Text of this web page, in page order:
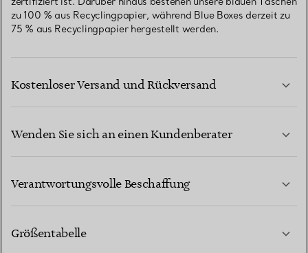
zu 100 % aus Recyclingpapier, während Blue Boxes derzeit zu
75 % aus Recyclingpapier hergestellt werden.
Kostenloser Versand und Rückversand
Wenden Sie sich an einen Kundenberater
Verantwortungsvolle Beschaffung
Größentabelle